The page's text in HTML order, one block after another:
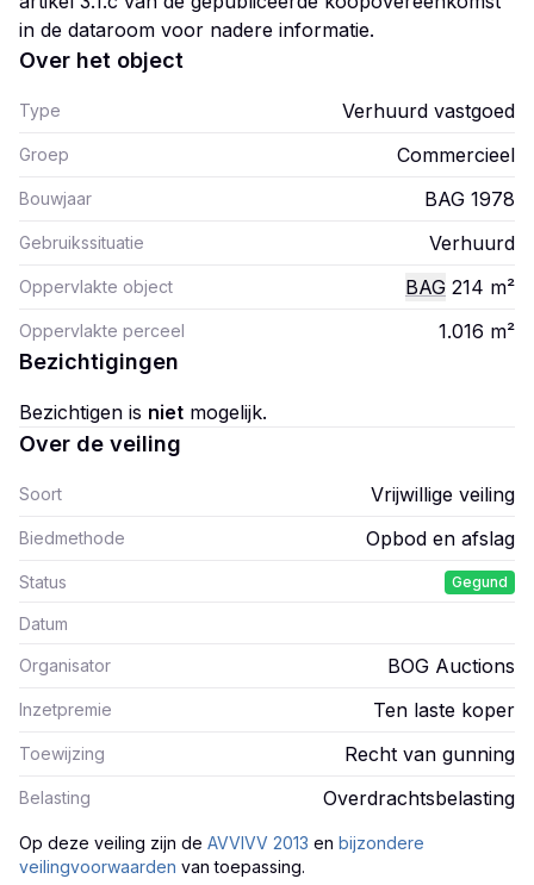
in de dataroom voor nadere informatie.
Over het object
Type Verhuurd vastgoed
Groep Commercieel
Bouwjaar BAG 1978
Gebruikssituatie Verhuurd
Oppervlakte object BAG 214 m²
Oppervlakte perceel 1.016 m²
Bezichtigingen
Bezichtigen is niet mogelijk.
Over de veiling
Soort Vrijwillige veiling
Biedmethode Opbod en afslag
Status Gegund
Datum
Organisator BOG Auctions
Inzetpremie Ten laste koper
Toewijzing Recht van gunning
Belasting Overdrachtsbelasting
Op deze veiling zijn de AVVIVV 2013 en bijzondere
veilingvoorwaarden van toepassing.